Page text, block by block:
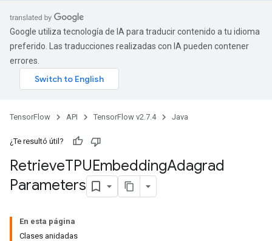
Google utiliza tecnología de IA para traducir contenido a tu idioma
preferido. Las traducciones realizadas con IA pueden contener
errores.
TensorFlow API TensorFlow v2.7.4 Java
¿Te resultó útil?
RetrieveTPUEmbeddingAdagrad
Parameters
En esta página
Clases anidadas